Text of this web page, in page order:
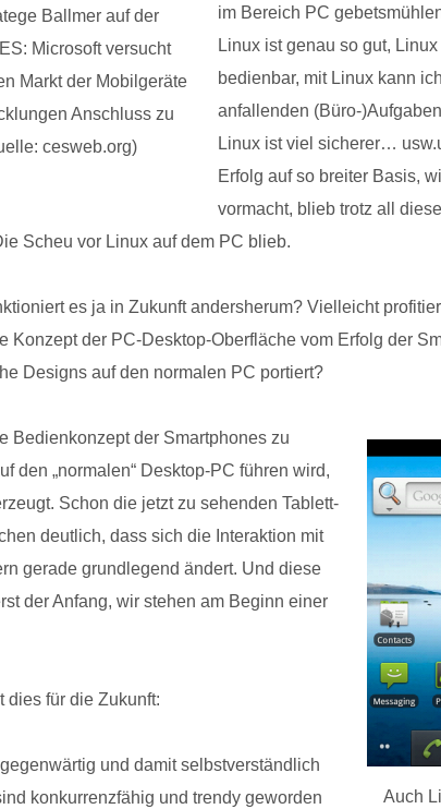
Ballmer auf der
Microsoft versucht
Markt der Mobilgeräte
Anschluss zu
cesweb.org)
im Bereich PC
Linux ist genau so gut,
bedienbar, mit Linux kann
anfallenden (Büro-
Linux ist viel sicherer…
Erfolg auf so breiter Basis,
vormacht, blieb trotz all
Scheu vor Linux auf dem PC blieb.
es ja in Zukunft andersherum? Vielleicht
Konzept der PC-Desktop-Oberfläche vom Erfolg der
Designs auf den normalen PC portiert?
Auch
Bedienkonzept der Smartphones zu
den „normalen“ Desktop-PC führen wird,
Schon die jetzt zu sehenden Tablett-
deutlich, dass sich die Interaktion mit
gerade grundlegend ändert. Und diese
der Anfang, wir stehen am Beginn einer
dies für die Zukunft:
und damit selbstverständlich
konkurrenzfähig und trendy geworden